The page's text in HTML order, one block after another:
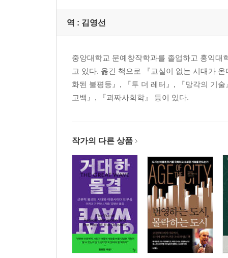
역 : 김영선
중앙대학교 문예창작학과를 졸업하고 홍익
고 있다. 옮긴 책으로 『교실이 없는 시대가
화된 불평등』, 『투 더 레터』, 『망각의 기
고백』, 『괴짜사회학』 등이 있다.
작가의 다른 상품